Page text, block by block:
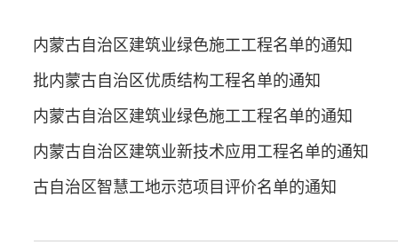
批内蒙古自治区建筑业绿色施工工程名单的通知
三批内蒙古自治区优质结构工程名单的通知
批内蒙古自治区建筑业绿色施工工程名单的通知
批内蒙古自治区建筑业新技术应用工程名单的通知
蒙古自治区智慧工地示范项目评价名单的通知